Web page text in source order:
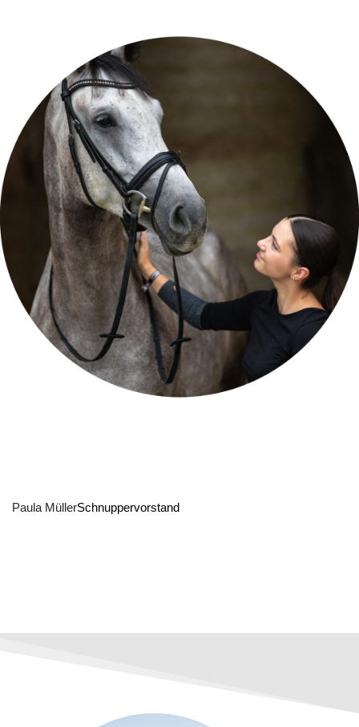
Paula MüllerSchnuppervorstand